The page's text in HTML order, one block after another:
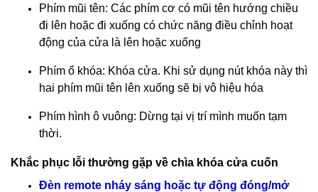
Phím mũi tên: Các phím cơ có mũi tên hướng chiều
đi lên hoặc đi xuống có chức năng điều chỉnh hoạt
động của cửa là lên hoặc xuống
Phím ổ khóa: Khóa cửa. Khi sử dụng nút khóa này thì
hai phím mũi tên lên xuống sẽ bị vô hiệu hóa
Phím hình ô vuông: Dừng tại vị trí mình muốn tạm
thời.
Khắc phục lỗi thường gặp về chìa khóa cửa cuốn
Đèn remote nháy sáng hoặc tự động đóng/mở